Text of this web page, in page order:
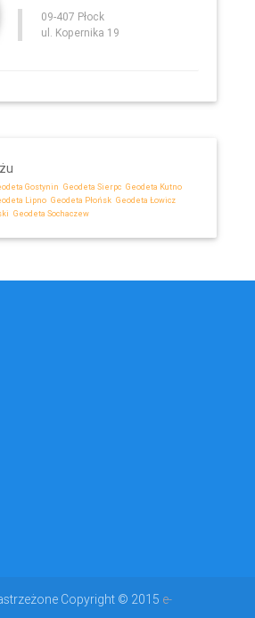
09-407 Płock
ul. Kopernika 19
Gostynin Geodeta Sierpc Geodeta Kutno
Lipno Geodeta Płońsk Geodeta Łowicz
Geodeta Sochaczew
Copyright © 2015 e-